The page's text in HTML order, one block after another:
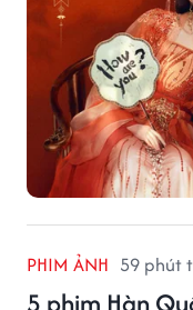
PHIM ẢNH 59 phút
5 phim Hàn